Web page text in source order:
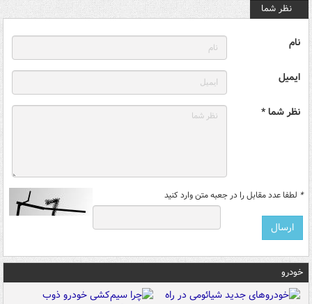
نظر شما
نام
ایمیل
نظر شما *
* لطفا عدد مقابل را در جعبه متن وارد کنید
خودرو